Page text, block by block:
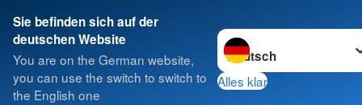
Sie befinden sich auf der
deutschen Website
You are on the German website,
you can use the switch to switch to
the English one
Sprache wechseln zu
Alles klar